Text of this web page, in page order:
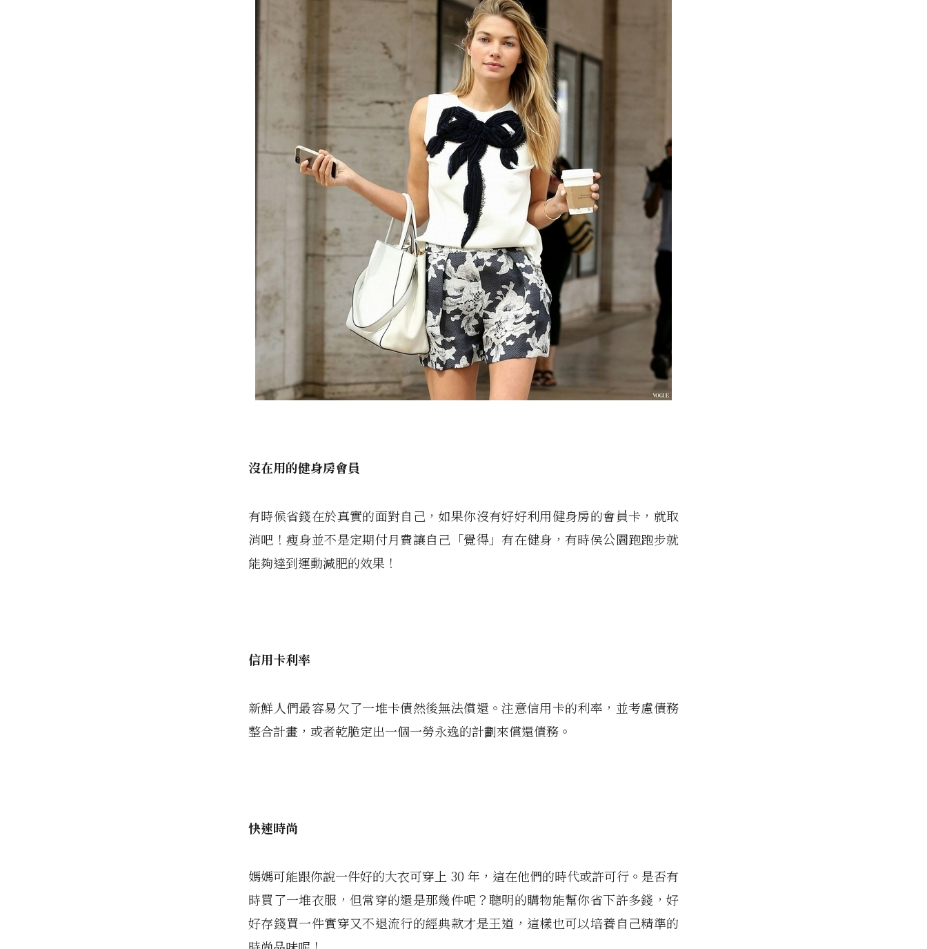
沒在用的健身房會員
有時候省錢在於真實的面對自己，如果你沒有好好利用健身房的會員卡，就取
消吧！瘦身並不是定期付月費讓自己「覺得」有在健身，有時侯公園跑跑步就
能夠達到運動減肥的效果！
信用卡利率
新鮮人們最容易欠了一堆卡債然後無法償還。注意信用卡的利率，並考慮債務
整合計畫，或者乾脆定出一個一勞永逸的計劃來償還債務。
快速時尚
媽媽可能跟你說一件好的大衣可穿上 30 年，這在他們的時代或許可行。是否有
時買了一堆衣服，但常穿的還是那幾件呢？聰明的購物能幫你省下許多錢，好
好存錢買一件實穿又不退流行的經典款才是王道，這樣也可以培養自己精準的